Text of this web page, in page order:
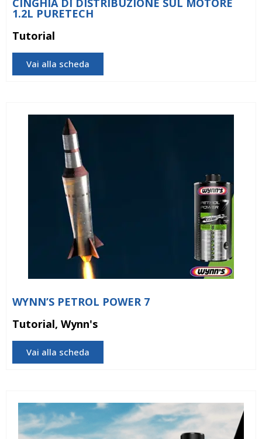
CINGHIA DI DISTRIBUZIONE SUL MOTORE
1.2L PURETECH
Tutorial
Vai alla scheda
WYNN’S PETROL POWER 7
Tutorial, Wynn's
Vai alla scheda